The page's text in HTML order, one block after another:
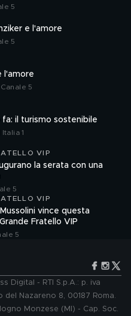
5
e l'amore
5
l'amore
5
fa: il turismo sostenibile
1
VIP
la serata con una
5
VIP
vince questa
Fratello VIP
5
Digital - RTI S.p.A.: p. iva
del Nazareno 8, 00187 Roma.
Monzese (MI) - Cap. Soc.